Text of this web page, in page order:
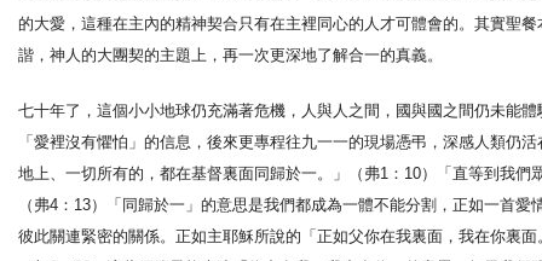
的大愛，這種在主內的精神契合只有在主裡同心的人才可體會的。其實聖
諧，神人的大團契的主題上，再一次更深地了解合一的真義。
七十年了，這個小小地球仍充滿著危機，人與人之間，國與國之間仍未能
「愛裡沒有懼怕」的信息，後來更專程往九一一的現場憑弔，深感人類仍
地上、一切所有的，都在基督裏面同歸於一。」（弗1：10）「直等到我
（弗4：13）「同歸於一」的意思是我們都成為一體不能分割，正如一首
彼此關連緊密的關係。正如主耶穌所說的「正如父你在我裏面，我在你裏